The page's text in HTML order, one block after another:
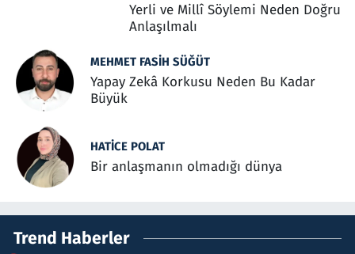
Yerli ve Millî Söylemi Neden Doğru
Anlaşılmalı
MEHMET FASIH SÜĞÜT
Yapay Zekâ Korkusu Neden Bu Kadar
Büyük
HATICE POLAT
Bir anlaşmanın olmadığı dünya
Trend Haberler